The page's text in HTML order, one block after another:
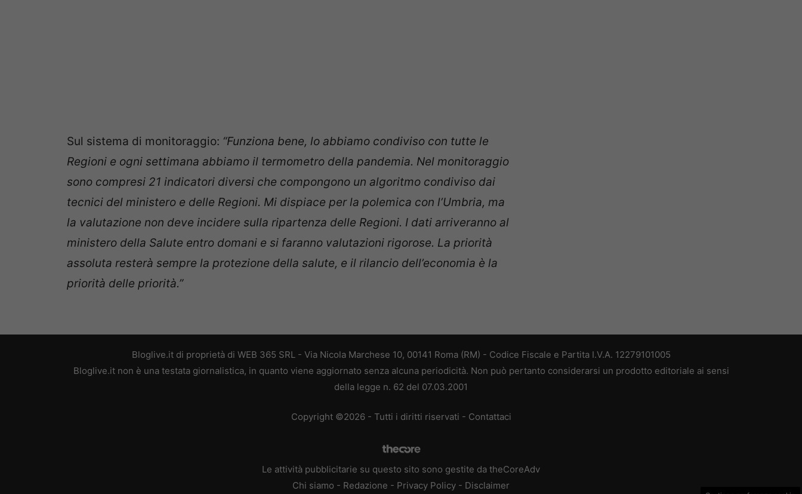
Sul sistema di monitoraggio: “Funziona bene, lo abbiamo condiviso con tutte le
Regioni e ogni settimana abbiamo il termometro della pandemia. Nel monitoraggio
sono compresi 21 indicatori diversi che compongono un algoritmo condiviso dai
tecnici del ministero e delle Regioni. Mi dispiace per la polemica con l’Umbria, ma
la valutazione non deve incidere sulla ripartenza delle Regioni. I dati arriveranno al
ministero della Salute entro domani e si faranno valutazioni rigorose. La priorità
assoluta resterà sempre la protezione della salute, e il rilancio dell’economia è la
priorità delle priorità.”
Bloglive.it di proprietà di WEB 365 SRL - Via Nicola Marchese 10, 00141 Roma (RM) - Codice Fiscale e Partita I.V.A. 12279101005
Bloglive.it non è una testata giornalistica, in quanto viene aggiornato senza alcuna periodicità. Non può pertanto considerarsi un prodotto editoriale ai sensi
della legge n. 62 del 07.03.2001
Copyright ©2026 - Tutti i diritti riservati - Contattaci
Le attività pubblicitarie su questo sito sono gestite da theCoreAdv
Chi siamo - Redazione - Privacy Policy - Disclaimer